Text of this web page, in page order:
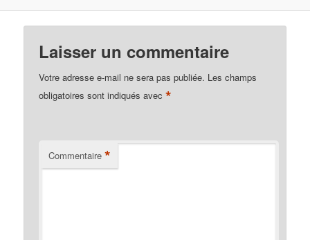
Laisser un commentaire
Votre adresse e-mail ne sera pas publiée. Les champs
obligatoires sont indiqués avec*
Commentaire *